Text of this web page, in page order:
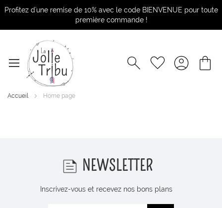
Profitez d'une remise de 10% avec le code BIENVENUE pour toute
première commande !
Accueil Home page
NEWSLETTER
Inscrivez-vous et recevez nos bons plans